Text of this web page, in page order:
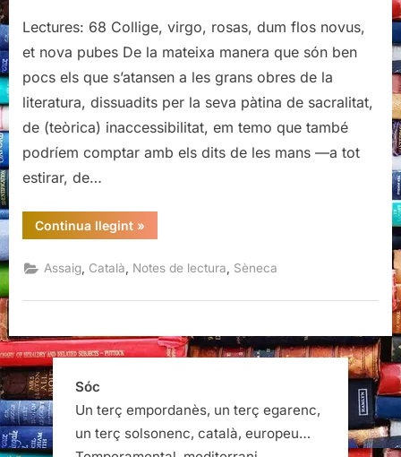
breu,
Sèneca
Lectures: 68 Collige, virgo, rosas, dum flos novus,
et nova pubes De la mateixa manera que són ben
pocs els que s’atansen a les grans obres de la
literatura, dissuadits per la seva pàtina de sacralitat,
de (teòrica) inaccessibilitat, em temo que també
podríem comptar amb els dits de les mans —a tot
estirar, de…
Continua llegint“¿És
breu,
vida?,
Sèneca”
»
Assaig Català Notes de lectura Sèneca
Sóc
Un terç empordanès, un terç egarenc,
un terç solsonenc, català, europeu…